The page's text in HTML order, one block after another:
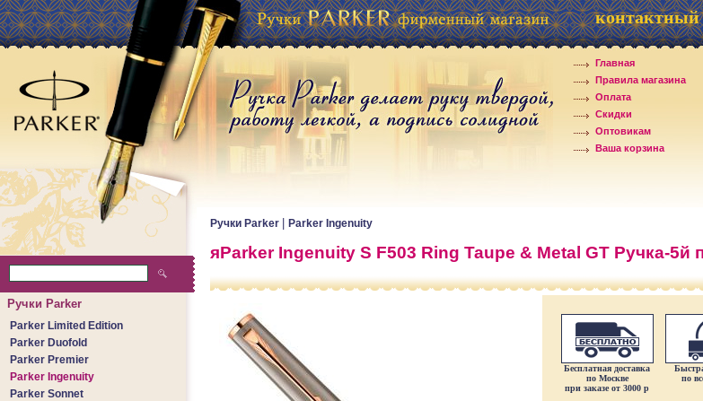
Главная
Правила магазина
Оплата
Скидки
Оптовикам
Ваша корзина
Ручки Parker
Parker Limited Edition
Parker Duofold
Parker Premier
Parker Ingenuity
Parker Sonnet
Ручки Parker Parker Ingenuity
яParker Ingenuity S F503 Ring Taupe & Metal GT Ручка-5й
Бесплатная доставка
по Москве
при заказе от 3000 р
по